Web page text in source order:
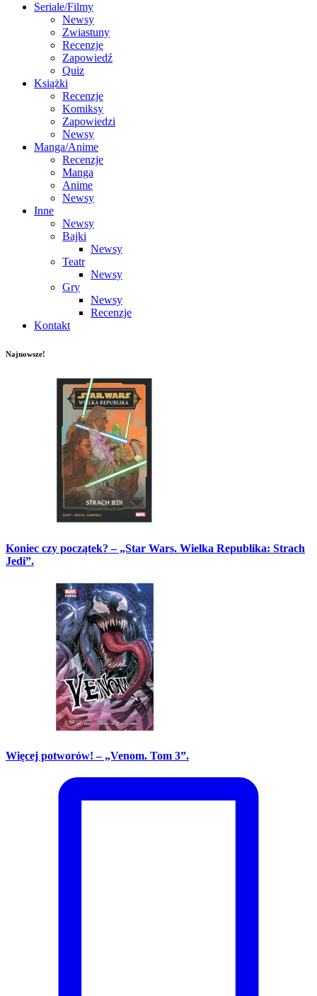
Seriale/Filmy
Newsy
Zwiastuny
Recenzje
Zapowiedź
Quiz
Książki
Recenzje
Komiksy
Zapowiedzi
Newsy
Manga/Anime
Recenzje
Manga
Anime
Newsy
Inne
Newsy
Bajki
Newsy
Teatr
Newsy
Gry
Newsy
Recenzje
Kontakt
Najnowsze!
Koniec czy początek? – „Star Wars. Wielka Republika: Strach
Jedi”.
Więcej potworów! – „Venom. Tom 3”.